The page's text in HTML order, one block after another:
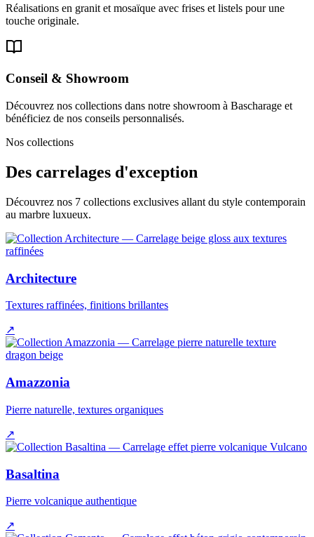
Réalisations en granit et mosaïque avec frises et listels pour une
touche originale.
Conseil & Showroom
Découvrez nos collections dans notre showroom à Bascharage et
bénéficiez de nos conseils personnalisés.
Nos collections
Des carrelages d'exception
Découvrez nos 7 collections exclusives allant du style contemporain
au marbre luxueux.
Architecture
Textures raffinées, finitions brillantes
↗
Amazzonia
Pierre naturelle, textures organiques
↗
Basaltina
Pierre volcanique authentique
↗